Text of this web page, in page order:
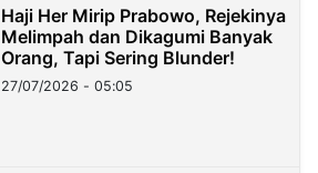
Haji Her Mirip Prabowo, Rejekinya
Melimpah dan Dikagumi Banyak
Orang, Tapi Sering Blunder!
27/07/2026 - 05:05